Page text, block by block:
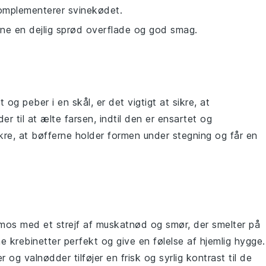
svinekødet.
en dejlig sprød overflade og god smag.
og peber i en skål, er det vigtigt at sikre, at
til at ælte farsen, indtil den er ensartet og
at bøfferne holder formen under stegning og får en
med et strejf af muskatnød og smør, der smelter på
krebinetter perfekt og give en følelse af hjemlig hygge.
og valnødder tilføjer en frisk og syrlig kontrast til de